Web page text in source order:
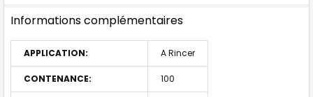
Informations complémentaires
APPLICATION: A Rincer
CONTENANCE: 100